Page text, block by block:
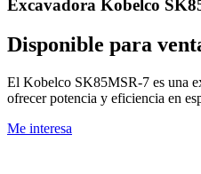
Excavadora Kobelco
Disponible para
El Kobelco SK85MSR-7 es una
ofrecer potencia y eficiencia en
Me interesa